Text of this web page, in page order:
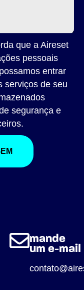
que a Aireset
pessoais
entrar
serviços de seu
segurança e
mande
um e-mail